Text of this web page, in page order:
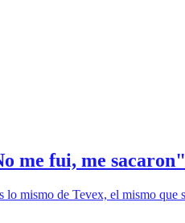
me fui, me sacaron"
mismo de Tevex, el mismo